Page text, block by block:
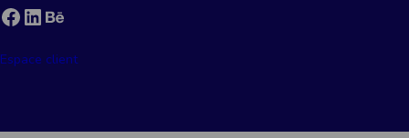
Facebook LinkedIn Behance
Espace client